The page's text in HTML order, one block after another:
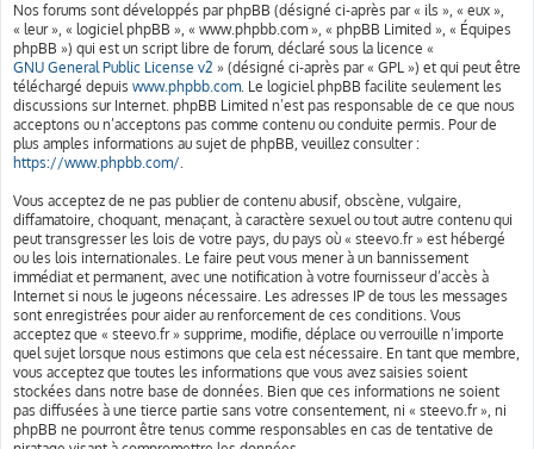
Nos forums sont développés par phpBB (désigné ci-après par « ils », « eux »,
« leur », « logiciel phpBB », « www.phpbb.com », « phpBB Limited », « Équipes
phpBB ») qui est un script libre de forum, déclaré sous la licence «
GNU General Public License v2 » (désigné ci-après par « GPL ») et qui peut être
téléchargé depuis www.phpbb.com. Le logiciel phpBB facilite seulement les
discussions sur Internet. phpBB Limited n’est pas responsable de ce que nous
acceptons ou n’acceptons pas comme contenu ou conduite permis. Pour de
plus amples informations au sujet de phpBB, veuillez consulter :
https://www.phpbb.com/.
Vous acceptez de ne pas publier de contenu abusif, obscène, vulgaire,
diffamatoire, choquant, menaçant, à caractère sexuel ou tout autre contenu qui
peut transgresser les lois de votre pays, du pays où « steevo.fr » est hébergé
ou les lois internationales. Le faire peut vous mener à un bannissement
immédiat et permanent, avec une notification à votre fournisseur d’accès à
Internet si nous le jugeons nécessaire. Les adresses IP de tous les messages
sont enregistrées pour aider au renforcement de ces conditions. Vous
acceptez que « steevo.fr » supprime, modifie, déplace ou verrouille n’importe
quel sujet lorsque nous estimons que cela est nécessaire. En tant que membre,
vous acceptez que toutes les informations que vous avez saisies soient
stockées dans notre base de données. Bien que ces informations ne soient
pas diffusées à une tierce partie sans votre consentement, ni « steevo.fr », ni
phpBB ne pourront être tenus comme responsables en cas de tentative de